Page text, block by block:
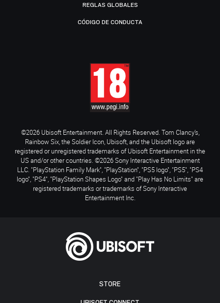
STORE
REGLAS GLOBALES
CÓDIGO DE CONDUCTA
©2026 Ubisoft Entertainment. All Rights Reserved. Tom Clancy’s,
Rainbow Six, the Soldier Icon, Ubisoft, and the Ubisoft logo are
registered or unregistered trademarks of Ubisoft Entertainment in the
US and/or other countries. ©2026 Sony Interactive Entertainment
LLC. "PlayStation Family Mark", "PlayStation", "PS5 logo", "PS5", "PS4
logo", "PS4", "PlayStation Shapes Logo" and "Play Has No Limits" are
registered trademarks or trademarks of Sony Interactive
Entertainment Inc.